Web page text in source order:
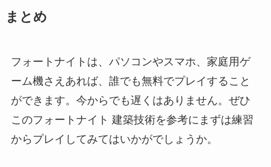
まとめ
フォートナイトは、パソコンやスマホ、家庭用ゲ
ーム機さえあれば、誰でも無料でプレイすること
ができます。今からでも遅くはありません。ぜひ
このフォートナイト 建築技術を参考にまずは練習
からプレイしてみてはいかがでしょうか。